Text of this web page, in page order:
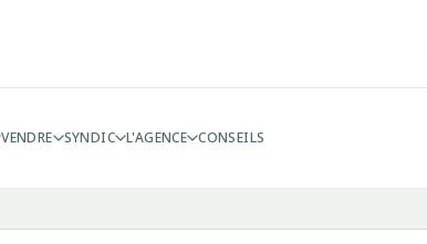
VENDRE SYNDIC L'AGENCE CONSEILS